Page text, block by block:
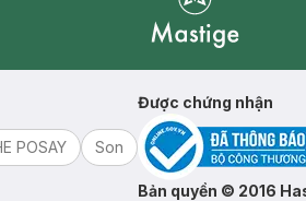
POSAY Son
Được chứng nhận
Bản quyền © 2016